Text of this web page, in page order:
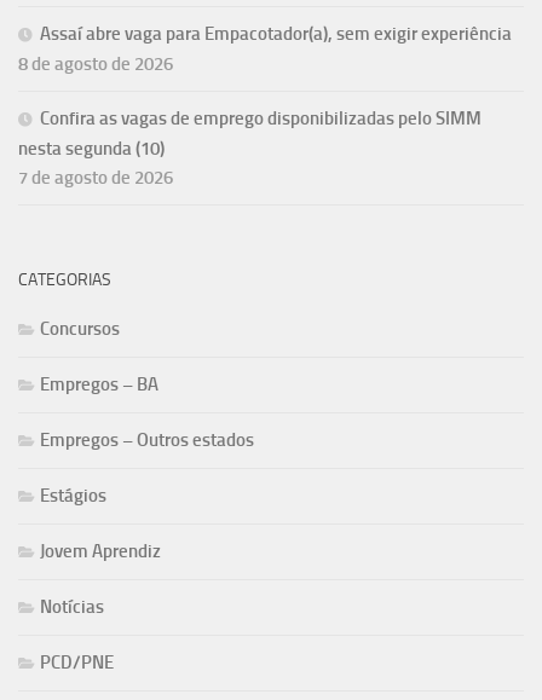
Assaí abre vaga para Empacotador(a), sem exigir experiência
8 de agosto de 2026
Confira as vagas de emprego disponibilizadas pelo SIMM
nesta segunda (10)
7 de agosto de 2026
CATEGORIAS
Concursos
Empregos – BA
Empregos – Outros estados
Estágios
Jovem Aprendiz
Notícias
PCD/PNE